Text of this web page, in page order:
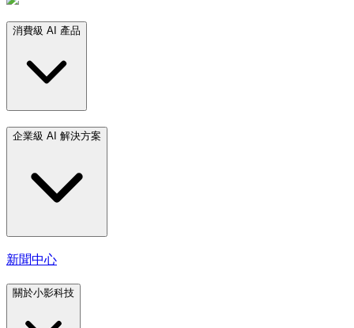
消費級 AI 產品
企業級 AI 解決方案
新聞中心
關於小影科技